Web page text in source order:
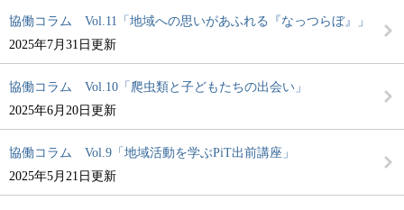
協働コラム Vol.11「地域への思いがあふれる『なっつらぼ』」
2025年7月31日更新
協働コラム Vol.10「爬虫類と子どもたちの出会い」
2025年6月20日更新
協働コラム Vol.9「地域活動を学ぶPiT出前講座」
2025年5月21日更新